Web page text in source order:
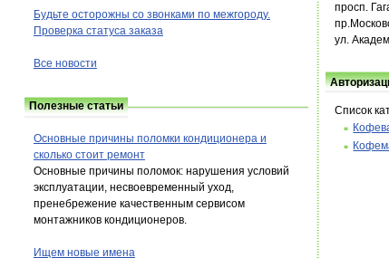
просп.
ул.
Список
Будьте осторожны со звонками по межгороду.
Проверка статуса заказа
Все новости
Полезные статьи
Основные причины поломки кондиционера и
сколько стоит ремонт
Основные причины поломок: нарушения условий
эксплуатации, несвоевременный уход,
пренебрежение качественным сервисом
монтажников кондиционеров.
Ищем новые имена